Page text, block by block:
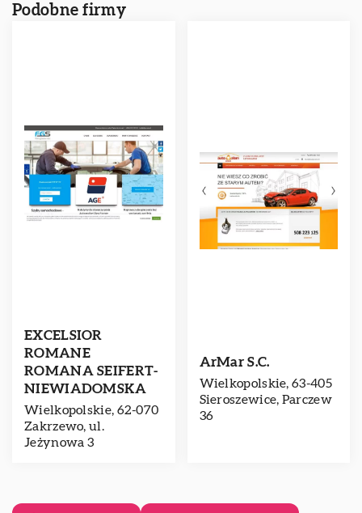
Podobne firmy
EXCELSIOR
ROMANE
ROMANA SEIFERT-
NIEWIADOMSKA
Wielkopolskie, 62-070
Zakrzewo, ul.
Jeżynowa 3
ArMar S.C.
Wielkopolskie, 63-405
Sieroszewice, Parczew
36